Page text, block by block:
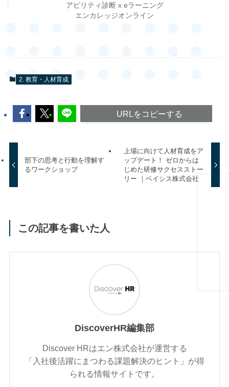
アビリティ診断 x eラーニング
エンカレッジオンライン
2. 教育・人材育成
URLをコピーする
部下の思考と行動を理解す
るワークショップ
上場に向けて人材育成をア
ップデート！ ゼロからは
じめた研修サクセスストー
リー ｜ベイシス株式会社
この記事を書いた人
DiscoverHR編集部
Discover HRはエン株式会社が運営する
「入社後活躍にまつわる課題解決のヒント」が得
られる情報サイトです。